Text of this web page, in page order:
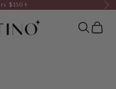
$150+
OpenOpen